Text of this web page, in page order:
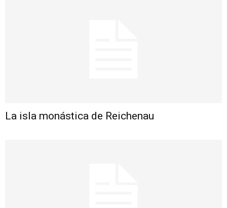
La isla monástica de Reichenau